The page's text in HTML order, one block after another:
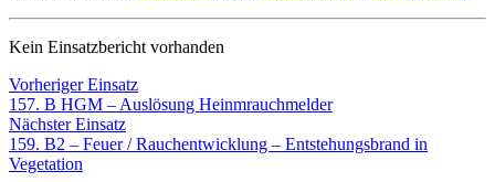
Kein Einsatzbericht vorhanden
Beitragsnavigation
Vorheriger EinsatzVorheriger
Einsatz:
157. B HGM – Auslösung Heinmrauchmelder
Nächster EinsatzNächster
Einsatz:
159. B2 – Feuer / Rauchentwicklung – Entstehungsbrand in
Vegetation